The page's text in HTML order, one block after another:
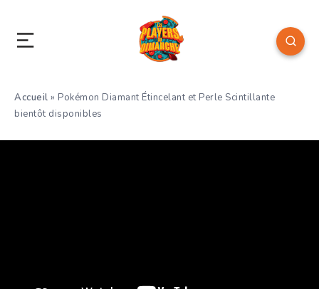
Accueil » Pokémon Diamant Étincelant et Perle Scintillante
bientôt disponibles